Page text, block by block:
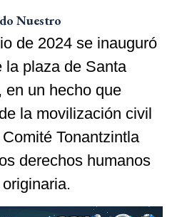
Nuestro
de 2024 se inauguró
la plaza de Santa
en un hecho que
la movilización civil
Tonantzintla
derechos humanos